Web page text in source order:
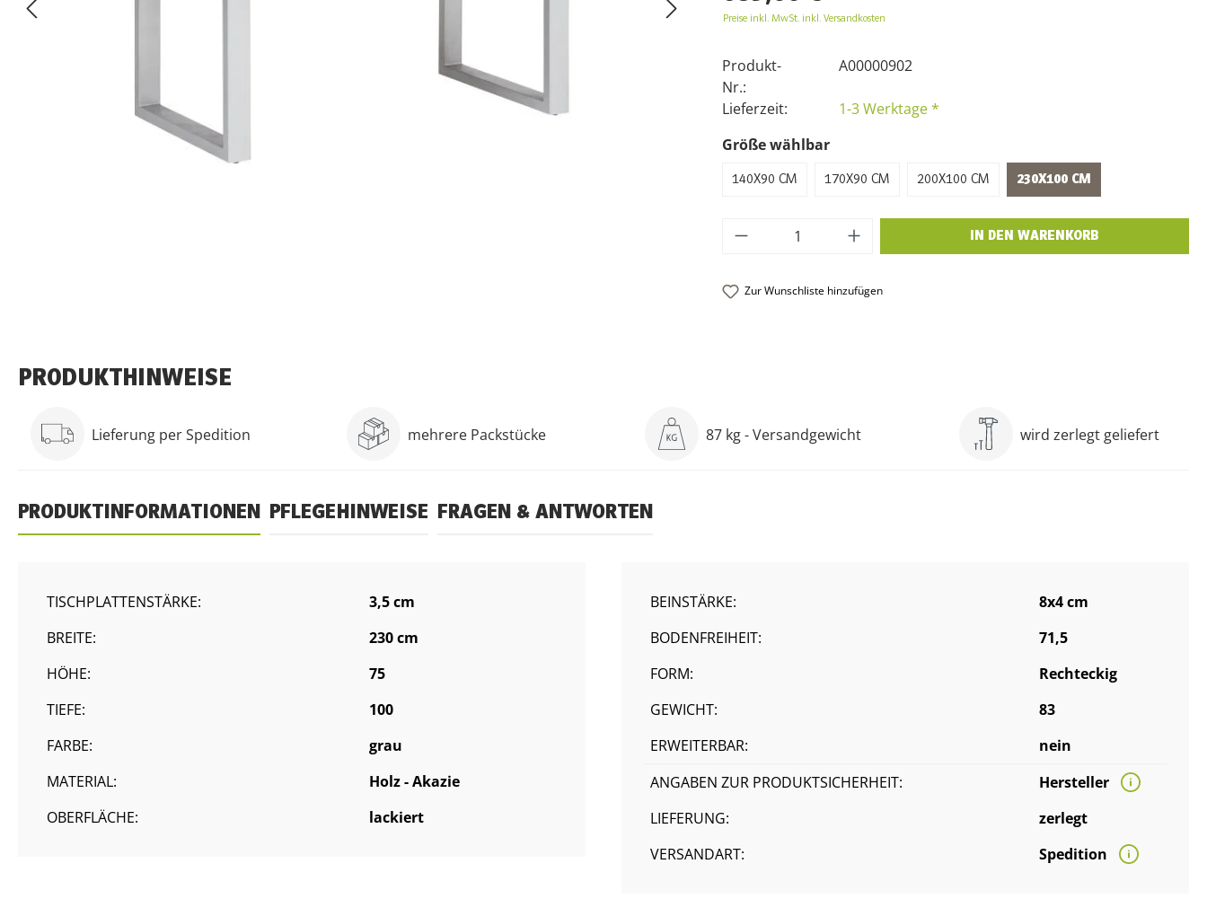
Preise inkl. MwSt. inkl. Versandkosten
Produkt-
Nr.:
A00000902
Lieferzeit:
1-3 Werktage *
Größe wählbar
140X90 CM 170X90 CM 200X100 CM 230X100 CM
Produkt Anzahl: Gib den gewünschten Wert
IN DEN WARENKORB
Zur Wunschliste hinzufügen
PRODUKTHINWEISE
Lieferung per Spedition mehrere Packstücke 87 kg - Versandgewicht wird zerlegt geliefert
PRODUKTINFORMATIONEN PFLEGEHINWEISE FRAGEN & ANTWORTEN
TISCHPLATTENSTÄRKE:
3,5 cm
BREITE:
230 cm
HÖHE:
75
TIEFE:
100
FARBE:
grau
MATERIAL:
Holz - Akazie
OBERFLÄCHE:
lackiert
BEINSTÄRKE:
8x4 cm
BODENFREIHEIT:
71,5
FORM:
Rechteckig
GEWICHT:
83
ERWEITERBAR:
nein
ANGABEN ZUR PRODUKTSICHERHEIT:
Hersteller
LIEFERUNG:
zerlegt
VERSANDART:
Spedition